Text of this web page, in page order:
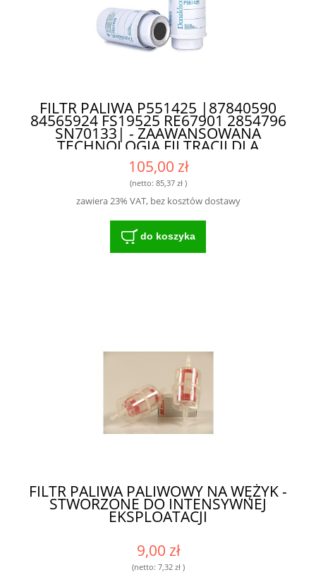
FILTR PALIWA P551425 |87840590
84565924 FS19525 RE67901 2854796
SN70133| - ZAAWANSOWANA
TECHNOLOGIA FILTRACJI DLA
ROLNICTWA
105,00 zł
(netto: 85,37 zł)
zawiera 23% VAT, bez kosztów dostawy
do koszyka
FILTR PALIWA PALIWOWY NA WĘŻYK -
STWORZONE DO INTENSYWNEJ
EKSPLOATACJI
9,00 zł
(netto: 7,32 zł)